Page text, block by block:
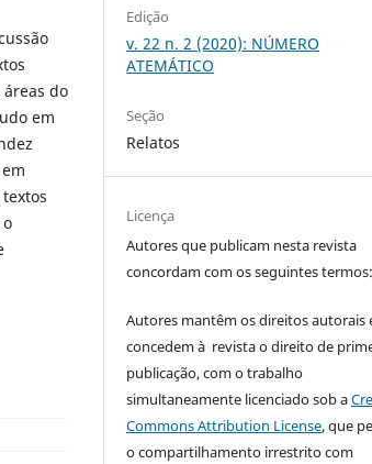
do
em
Edição
v. 22 n. 2 (2020): NÚMERO
ATEMÁTICO
Seção
Relatos
Licença
Autores que publicam nesta revista
concordam com os seguintes termos:
Autores mantêm os direitos autorais
concedem à revista o direito de
publicação, com o trabalho
simultaneamente licenciado sob a
Commons Attribution License, que
o compartilhamento irrestrito com